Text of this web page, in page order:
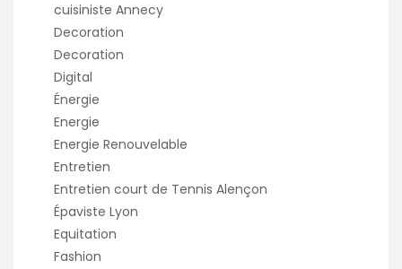
cuisiniste Annecy
Decoration
Decoration
Digital
Énergie
Energie
Energie Renouvelable
Entretien
Entretien court de Tennis Alençon
Épaviste Lyon
Equitation
Fashion